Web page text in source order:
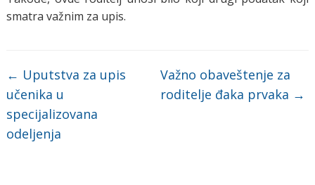
smatra važnim za upis.
← Uputstva za upis
učenika u
specijalizovana
odeljenja
Važno obaveštenje za
roditelje đaka prvaka →